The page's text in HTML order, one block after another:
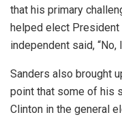
that his primary
helped elect President
independent said, “No,
Sanders also brought
point that some of his
Clinton in the general